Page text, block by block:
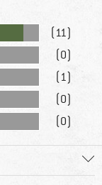
(11)
(0)
(1)
(0)
(0)